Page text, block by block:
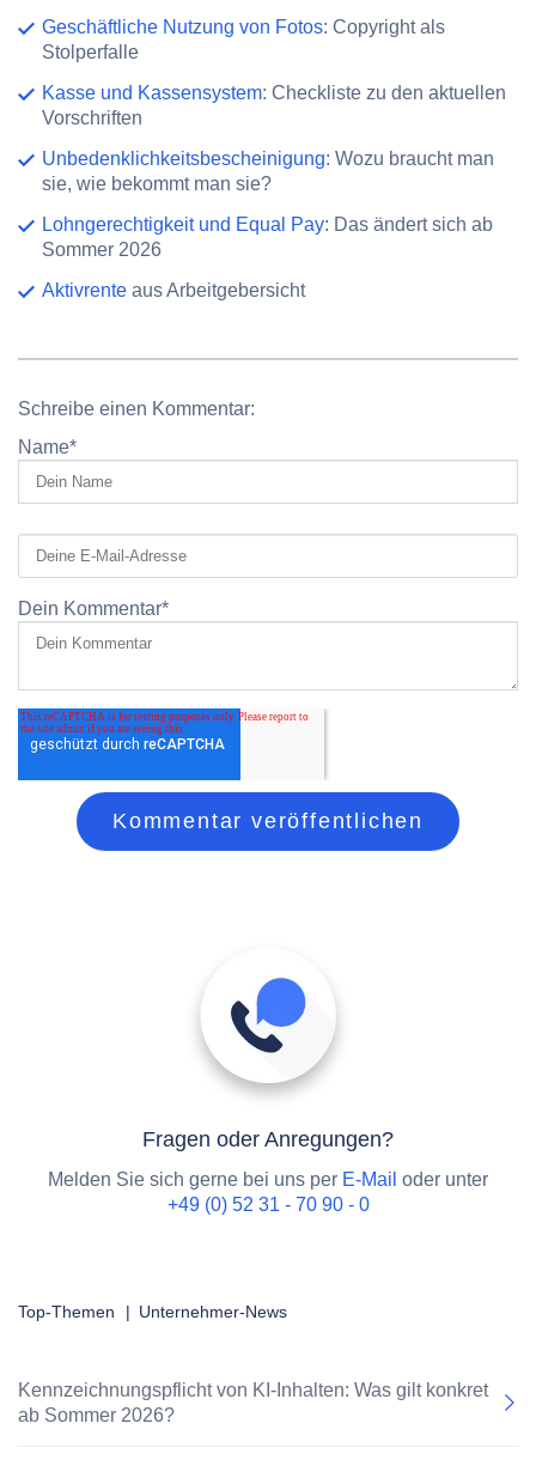
Geschäftliche Nutzung von Fotos: Copyright als
Stolperfalle
Kasse und Kassensystem: Checkliste zu den aktuellen
Vorschriften
Unbedenklichkeitsbescheinigung: Wozu braucht man
sie, wie bekommt man sie?
Lohngerechtigkeit und Equal Pay: Das ändert sich ab
Sommer 2026
Aktivrente aus Arbeitgebersicht
Schreibe einen Kommentar:
Name*
Dein Kommentar*
Fragen oder Anregungen?
Melden Sie sich gerne bei uns per E-Mail oder unter
+49 (0) 52 31 - 70 90 - 0
Top-Themen | Unternehmer-News
Kennzeichnungspflicht von KI-Inhalten: Was gilt konkret
ab Sommer 2026?